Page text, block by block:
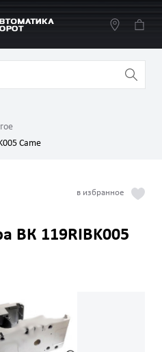
Came
ВК 119RIBK005